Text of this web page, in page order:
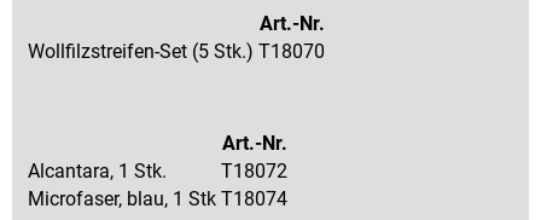
Art.-Nr.
Wollfilzstreifen-Set (5 Stk.) T18070
Art.-Nr.
Alcantara, 1 Stk.
T18072
Microfaser, blau, 1 Stk T18074